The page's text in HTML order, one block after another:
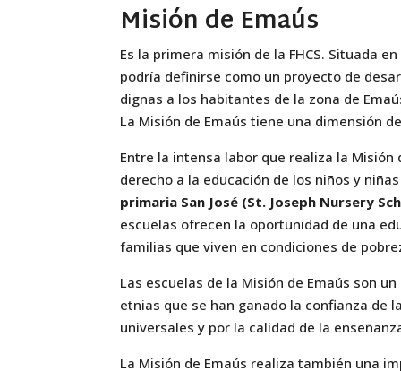
Misión de Emaús
Es la primera misión de la FHCS. Situada
podría definirse como un proyecto de
dignas a los habitantes de la zona de
La Misión de Emaús tiene una dimensión
Entre la intensa labor que realiza la
derecho a la educación de los niños y
primaria San José (St. Joseph Nursery
escuelas ofrecen la oportunidad de una
familias que viven en condiciones de
Las escuelas de la Misión de Emaús son
etnias que se han ganado la confianza de
universales y por la calidad de la
La Misión de Emaús realiza también una